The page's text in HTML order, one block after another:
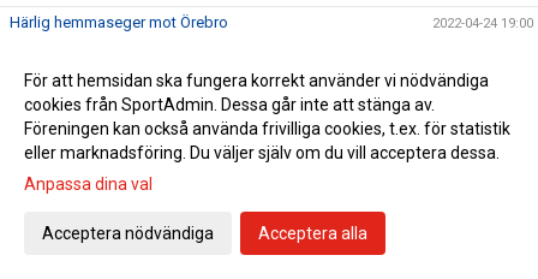
Härlig hemmaseger mot Örebro 2022-04-24 19:00
Hemmaseger mot Kalmar 2022-04-20 22:07
Dags för hemmamatch på onsdag 2022-04-19 15:20
Idag räckte vi inte till 2022-04-17 19:09
Hammarby - Piteå Dam
Oavgjort i hemmapremiären
Första hemmamatchen på söndag
För att hemsidan ska fungera korrekt använder vi nödvändiga
cookies från SportAdmin. Dessa går inte att stänga av.
Föreningen kan också använda frivilliga cookies, t.ex. för statistik
eller marknadsföring. Du väljer själv om du vill acceptera dessa.
Anpassa dina val
Acceptera nödvändiga Acceptera alla